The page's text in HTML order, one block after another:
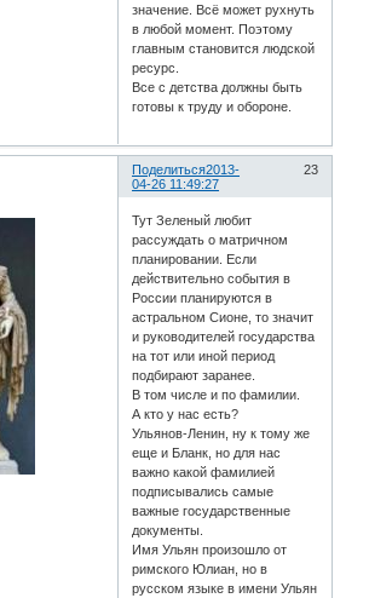
значение. Всё может рухнуть
в любой момент. Поэтому
главным становится людской
ресурс.
Все с детства должны быть
готовы к труду и обороне.
Поделиться 23
2013-
04-26 11:49:27
Тут Зеленый любит
рассуждать о матричном
планировании. Если
действительно события в
России планируются в
астральном Сионе, то значит
и руководителей государства
на тот или иной период
подбирают заранее.
В том числе и по фамилии.
А кто у нас есть?
Ульянов-Ленин, ну к тому же
еще и Бланк, но для нас
важно какой фамилией
подписывались самые
важные государственные
документы.
Имя Ульян произошло от
римского Юлиан, но в
русском языке в имени Ульян